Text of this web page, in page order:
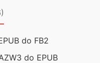
do FB2
do EPUB